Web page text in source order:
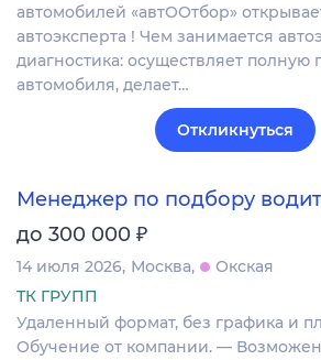
автомобилей «автООтбор»
автоэксперта ! Чем занимается
диагностика: осуществляет полную
автомобиля, делает…
Откликнуться
Менеджер по подбору
до 300 000 ₽
14 июля 2026 Москва
Окская
ТК ГРУПП
Удаленный формат, без графика и
Обучение от компании. — Возможен